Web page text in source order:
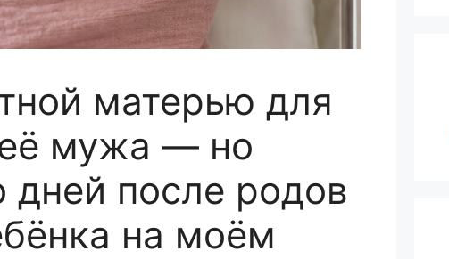
матерью для
мужа — но
дней после родов
на моём